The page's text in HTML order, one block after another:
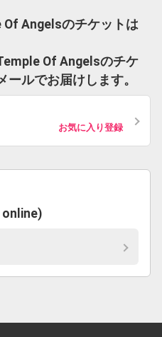
Angelsのチケットは
Of Angelsのチケ
ールでお届けします。
お気に入り登録
online)